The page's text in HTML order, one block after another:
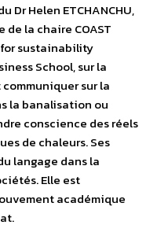
Dr Helen ETCHANCHU,
la chaire COAST
sustainability
School, sur la
sur la
la banalisation ou
conscience des réels
de chaleurs. Ses
langage dans la
Elle est
académique